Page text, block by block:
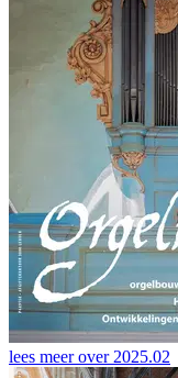
lees meer over2025.02